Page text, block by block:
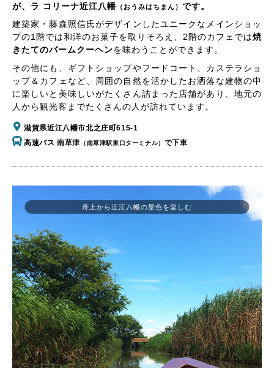
が、ラ コリーナ近江八幡 （おうみはちまん） です。
建築家・藤森照信氏がデザインしたユニークなメインショッ
プの1階では和洋のお菓子を取りそろえ、2階のカフェでは焼
きたてのバームクーヘンを味わうことができます。
その他にも、ギフトショップやフードコート、カステラショ
ップ＆カフェなど、周囲の自然を活かしたお洒落な建物の中
に楽しいと美味しいがたくさん詰まった店舗があり、地元の
人から観光客までたくさんの人が訪れています。
滋賀県近江八幡市北之庄町615-1
高速バス 南草津 （南草津駅東口ターミナル） で下車
舟上から近江八幡の景色を楽しむ